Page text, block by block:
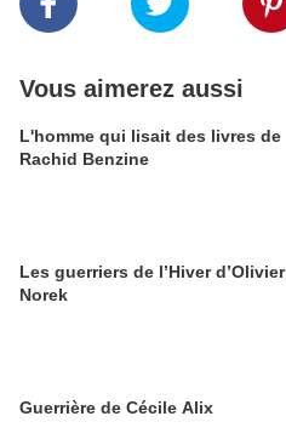
Vous aimerez aussi
L'homme qui lisait des livres de
Rachid Benzine
Les guerriers de l’Hiver d’Olivier
Norek
Guerrière de Cécile Alix